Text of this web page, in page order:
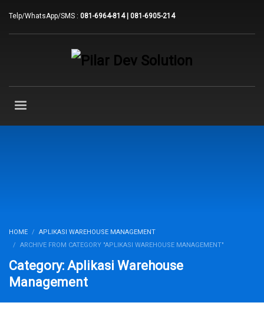
Telp/WhatsApp/SMS : 081-6964-814 | 081-6905-214
HOME
APLIKASI WAREHOUSE MANAGEMENT
ARCHIVE FROM CATEGORY "APLIKASI WAREHOUSE MANAGEMENT"
Category: Aplikasi Warehouse
Management